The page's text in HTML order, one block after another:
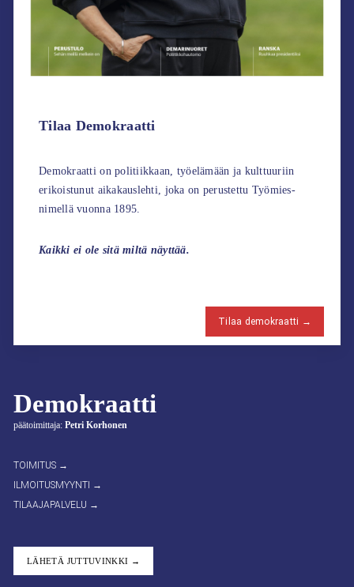
Demokraatti
päätoimittaja: Petri Korhonen
TOIMITUS →
ILMOITUSMYYNTI →
TILAAJAPALVELU →
LÄHETÄ JUTTUVINKKI →
Tilaa Demokraatti
Demokraatti on politiikkaan, työelämään ja kulttuuriin
erikoistunut aikakauslehti, joka on perustettu Työmies-
nimellä vuonna 1895.
Kaikki ei ole sitä miltä näyttää.
Tilaa demokraatti →